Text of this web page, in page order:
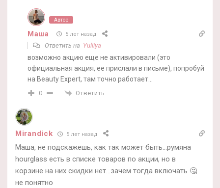
Автор
Маша 5 лет назад
Ответить на Yuliiya
возможно акцию еще не активировали (это
официальная акция, ее прислали в письме), попробуй
на Beauty Expert, там точно работает…
0 Ответить
Mirandick 5 лет назад
Маша, не подскажешь, как так может быть…румяна
hourglass есть в списке товаров по акции, но в
корзине на них скидки нет…зачем тогда включать 🤔
не понятно